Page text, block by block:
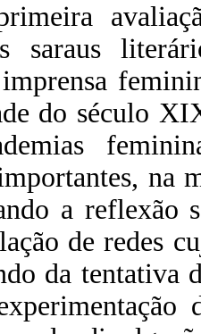
saraus
do século
na
a reflexão
de redes
da tentativa